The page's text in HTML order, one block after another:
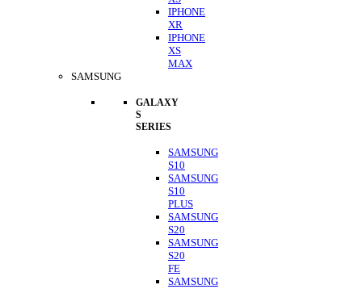
IPHONE
XR
IPHONE
XS
MAX
SAMSUNG
GALAXY
S
SERIES
SAMSUNG
S10
SAMSUNG
S10
PLUS
SAMSUNG
S20
SAMSUNG
S20
FE
SAMSUNG